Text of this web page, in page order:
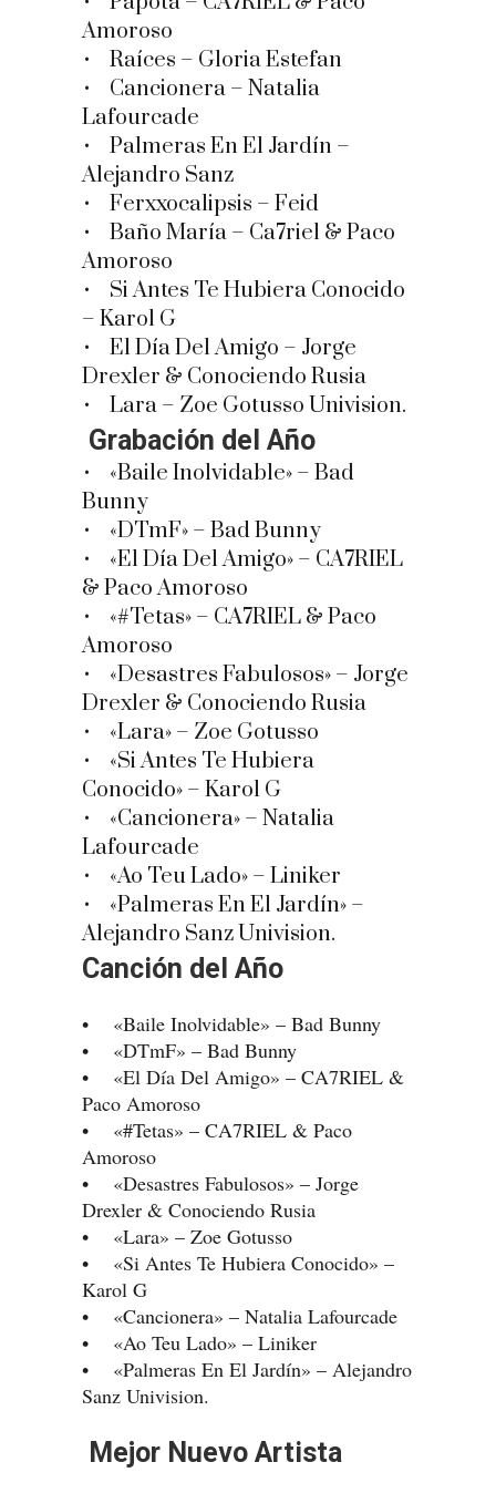
Amoroso
• Raíces – Gloria Estefan
• Cancionera – Natalia
Lafourcade
• Palmeras En El Jardín –
Alejandro Sanz
• Ferxxocalipsis – Feid
• Baño María – Ca7riel & Paco
Amoroso
• Si Antes Te Hubiera Conocido
– Karol G
• El Día Del Amigo – Jorge
Drexler & Conociendo Rusia
• Lara – Zoe Gotusso Univision.
Grabación del Año
• «Baile Inolvidable» – Bad
Bunny
• «DTmF» – Bad Bunny
• «El Día Del Amigo» – CA7RIEL
& Paco Amoroso
• «#Tetas» – CA7RIEL & Paco
Amoroso
• «Desastres Fabulosos» – Jorge
Drexler & Conociendo Rusia
• «Lara» – Zoe Gotusso
• «Si Antes Te Hubiera
Conocido» – Karol G
• «Cancionera» – Natalia
Lafourcade
• «Ao Teu Lado» – Liniker
• «Palmeras En El Jardín» –
Alejandro Sanz Univision.
Canción del Año
• «Baile Inolvidable» – Bad Bunny
• «DTmF» – Bad Bunny
• «El Día Del Amigo» – CA7RIEL &
Paco Amoroso
• «#Tetas» – CA7RIEL & Paco
Amoroso
• «Desastres Fabulosos» – Jorge
Drexler & Conociendo Rusia
• «Lara» – Zoe Gotusso
• «Si Antes Te Hubiera Conocido» –
Karol G
• «Cancionera» – Natalia Lafourcade
• «Ao Teu Lado» – Liniker
• «Palmeras En El Jardín» – Alejandro
Sanz Univision.
Mejor Nuevo Artista